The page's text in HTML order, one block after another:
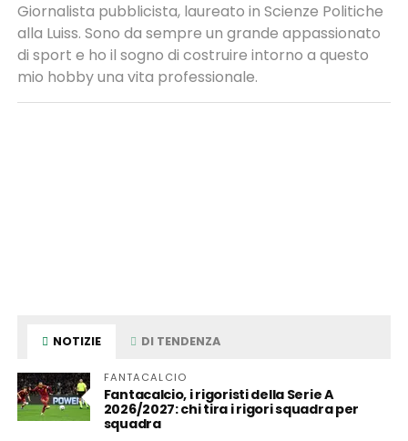
Giornalista pubblicista, laureato in Scienze Politiche
alla Luiss. Sono da sempre un grande appassionato
di sport e ho il sogno di costruire intorno a questo
mio hobby una vita professionale.
NOTIZIE DI TENDENZA
FANTACALCIO
Fantacalcio, i rigoristi della Serie A
2026/2027: chi tira i rigori squadra per
squadra